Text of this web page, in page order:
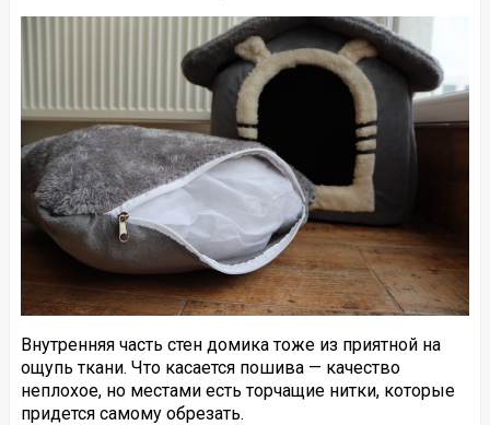
Внутренняя часть стен домика тоже из приятной на
ощупь ткани. Что касается пошива — качество
неплохое, но местами есть торчащие нитки, которые
придется самому обрезать.